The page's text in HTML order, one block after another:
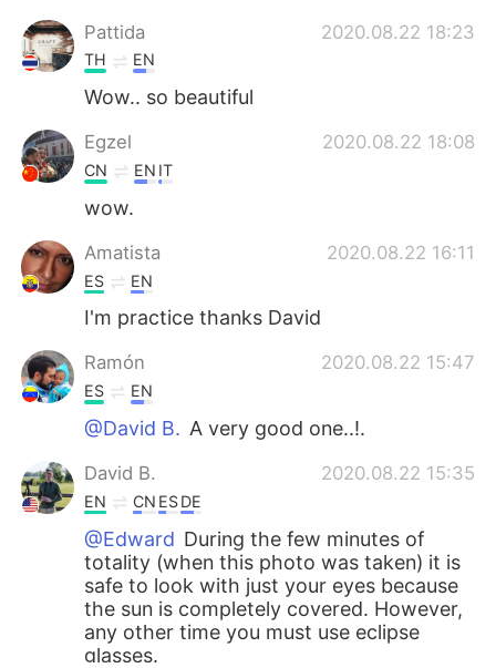
Pattida 2020.08.22 18:23
TH EN
Wow.. so beautiful
Egzel 2020.08.22 18:08
CN EN IT
wow.
Amatista 2020.08.22 16:11
ES EN
I'm practice thanks David
Ramón 2020.08.22 15:47
ES EN
@David B. A very good one..!.
David B. 2020.08.22 15:35
EN CN ESDE
@Edward During the few minutes of
totality (when this photo was taken) it is
safe to look with just your eyes because
the sun is completely covered. However,
any other time you must use eclipse
glasses.